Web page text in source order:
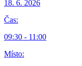
18. 6. 2026
Čas:
09:30 - 11:00
Místo: